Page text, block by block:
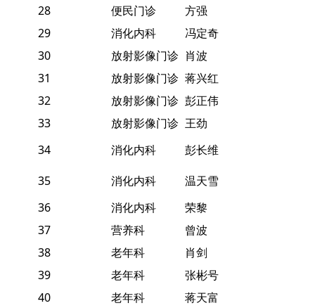
28
便民门诊
方强
29
消化内科
冯定奇
30
放射影像门诊 肖波
31
放射影像门诊 蒋兴红
32
放射影像门诊 彭正伟
33
放射影像门诊 王劲
34
消化内科
彭长维
35
消化内科
温天雪
36
消化内科
荣黎
37
营养科
曾波
38
老年科
肖剑
39
老年科
张彬号
40
老年科
蒋天富